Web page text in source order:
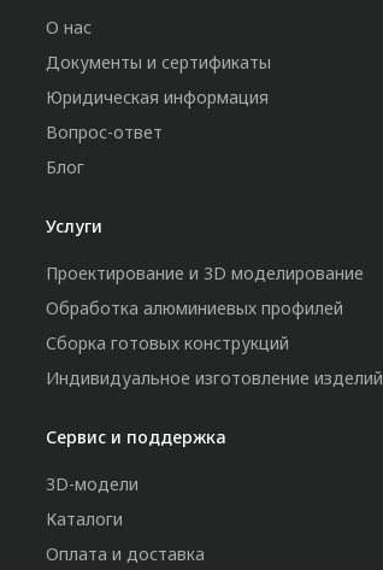
О нас
Документы и сертификаты
Юридическая информация
Вопрос-ответ
Блог
Услуги
Проектирование и 3D моделирование
Обработка алюминиевых профилей
Сборка готовых конструкций
Индивидуальное изготовление изделий
Сервис и поддержка
3D-модели
Каталоги
Оплата и доставка